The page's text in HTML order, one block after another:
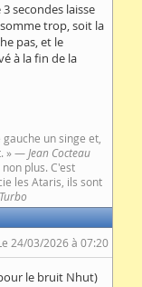
secondes laisse
trop, soit la
pas, et le
à la fin de la
un singe et,
» —Jean Cocteau
plus. C'est
les Ataris, ils sont
24/03/2026 à 07:20
le bruit Nhut)